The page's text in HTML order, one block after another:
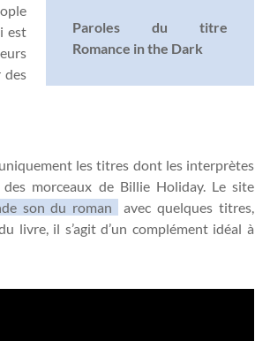
est
des
Paroles du titre
Romance in the Dark
les titres dont les interprètes
morceaux de Billie Holiday. Le site
son du roman
avec quelques titres,
livre, il s’agit d’un complément idéal à